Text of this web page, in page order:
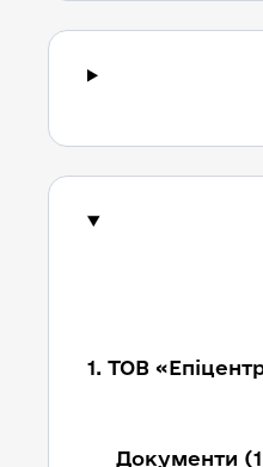
1. ТОВ
Документи